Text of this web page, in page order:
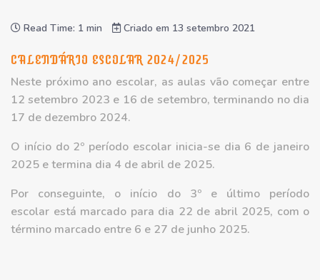
Read Time: 1 min Criado em 13 setembro 2021
CALENDÁRIO ESCOLAR 2024/2025
Neste próximo ano escolar, as aulas vão começar entre
12 setembro 2023 e 16 de setembro, terminando no dia
17 de dezembro 2024.
O início do 2º período escolar inicia-se dia 6 de janeiro
2025 e termina dia 4 de abril de 2025.
Por conseguinte, o início do 3º e último período
escolar está marcado para dia 22 de abril 2025, com o
término marcado entre 6 e 27 de junho 2025.